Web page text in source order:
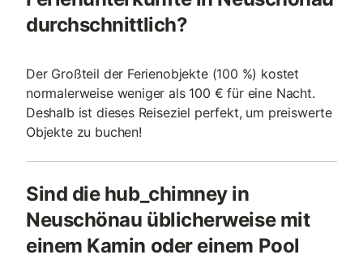
durchschnittlich?
Der Großteil der Ferienobjekte (100 %) kostet
normalerweise weniger als 100 € für eine Nacht.
Deshalb ist dieses Reiseziel perfekt, um preiswerte
Objekte zu buchen!
Sind die hub_chimney in
Neuschönau üblicherweise mit
einem Kamin oder einem Pool